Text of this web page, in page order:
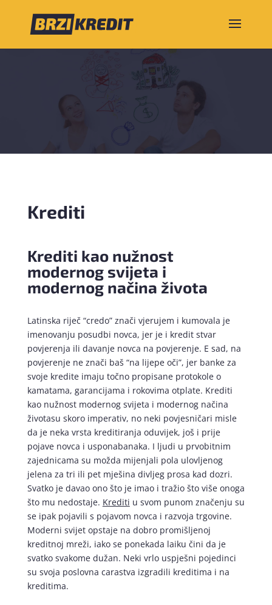
Krediti
Krediti kao nužnost
modernog svijeta i
modernog načina života
Latinska riječ “credo” znači vjerujem i kumovala je
imenovanju posudbi novca, jer je i kredit stvar
povjerenja ili davanje novca na povjerenje. E sad, na
povjerenje ne znači baš “na lijepe oči”, jer banke za
svoje kredite imaju točno propisane protokole o
kamatama, garancijama i rokovima otplate. Krediti
kao nužnost modernog svijeta i modernog načina
životasu skoro imperativ, no neki povjesničari misle
da je neka vrsta kreditiranja oduvijek, još i prije
pojave novca i usponabanaka. I ljudi u prvobitnim
zajednicama su možda mijenjali pola ulovljenog
jelena za tri ili pet mješina divljeg prosa kad dozri.
Svatko je davao ono što je imao i tražio što više onoga
što mu nedostaje. Krediti u svom punom značenju su
se ipak pojavili s pojavom novca i razvoja trgovine.
Moderni svijet opstaje na dobro promišljenoj
kreditnoj mreži, iako se ponekada laiku čini da je
svatko svakome dužan. Neki vrlo uspješni pojedinci
su svoja poslovna carastva izgradili kreditima i na
kreditima.